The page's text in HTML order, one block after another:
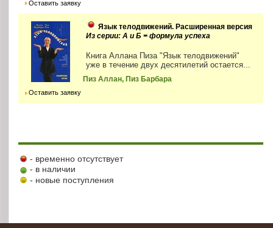
Оставить заявку
Язык телодвижений. Расширенная версия
Из серии: А и Б = формула успеха
Книга Аллана Пиза "Язык телодвижений"
уже в течение двух десятилетий остается...
Пиз Аллан, Пиз Барбара
Оставить заявку
- временно отсутствует
- в наличии
- новые поступления